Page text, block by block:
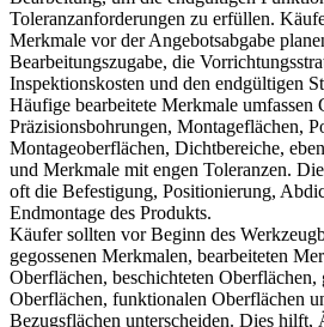
Toleranzanforderungen zu erfüllen.
Merkmale vor der Angebotsabgabe
Bearbeitungszugabe, die
Inspektionskosten und den endgültigen
Häufige bearbeitete Merkmale umfassen
Präzisionsbohrungen, Montageflächen,
Montageoberflächen, Dichtbereiche,
und Merkmale mit engen Toleranzen.
oft die Befestigung, Positionierung,
Endmontage des Produkts.
Käufer sollten vor Beginn des
gegossenen Merkmalen, bearbeiteten
Oberflächen, beschichteten Oberflächen,
Oberflächen, funktionalen Oberflächen
Bezugsflächen unterscheiden. Dies hilft,